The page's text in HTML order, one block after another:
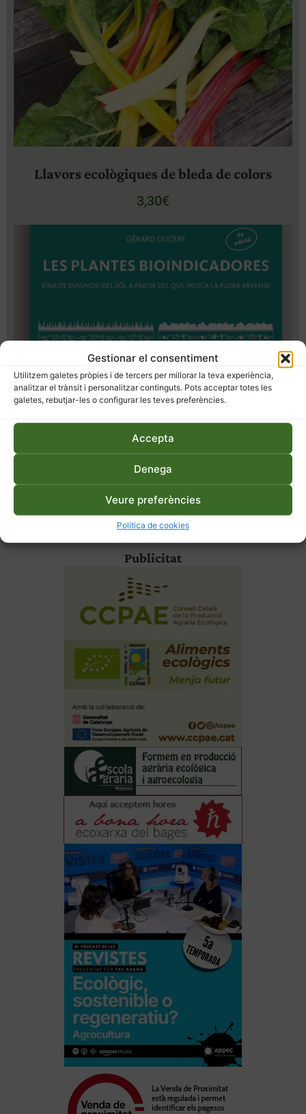
Gestionar el consentiment
Utilitzem galetes pròpies i de tercers per millorar la teva experiència,
analitzar el trànsit i personalitzar continguts. Pots acceptar totes les
galetes, rebutjar-les o configurar les teves preferències.
Accepta
Denega
Veure preferències
Política de cookies
Llavors ecològiques de bleda de colors
3,30€
Les plantes bioindicadores
14,00€
Carrega'n més
Publicitat